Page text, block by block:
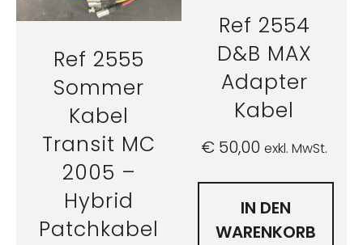
Ref 2555
Sommer
Kabel
Transit MC
2005 –
Hybrid
Patchkabel
Ref 2554
D&B MAX
Adapter
Kabel
€ 50,00 exkl. MwSt.
IN DEN
WARENKORB